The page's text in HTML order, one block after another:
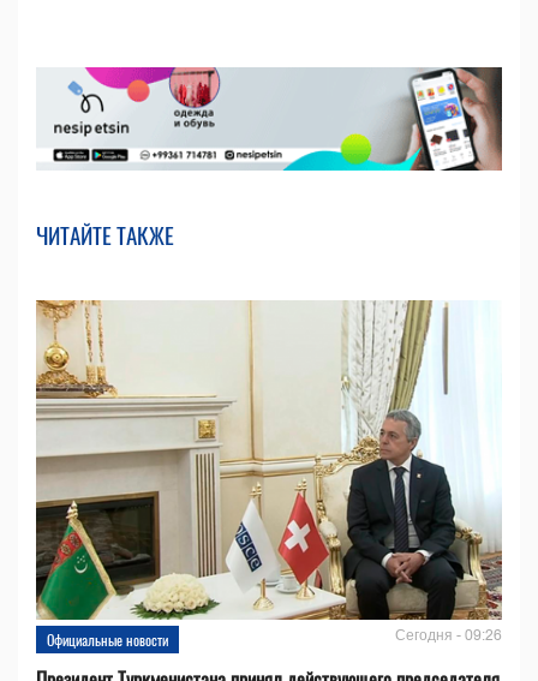
ЧИТАЙТЕ ТАКЖЕ
Официальные новости Сегодня - 09:26